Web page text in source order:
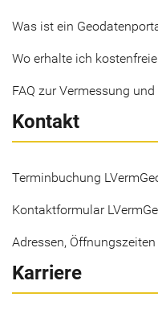
Was ist ein
Wo erhalte ich
FAQ zur Vermessung
Kontakt
Terminbuchung
Kontaktformular
Adressen, Öffnungszeiten
Karriere